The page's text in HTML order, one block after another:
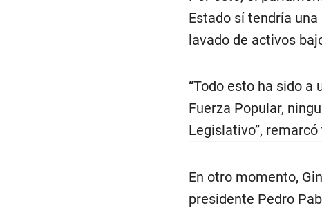
Estado sí tendría
lavado de activos
“Todo esto ha sido
Fuerza Popular,
Legislativo”,
En otro momento,
presidente Pedro